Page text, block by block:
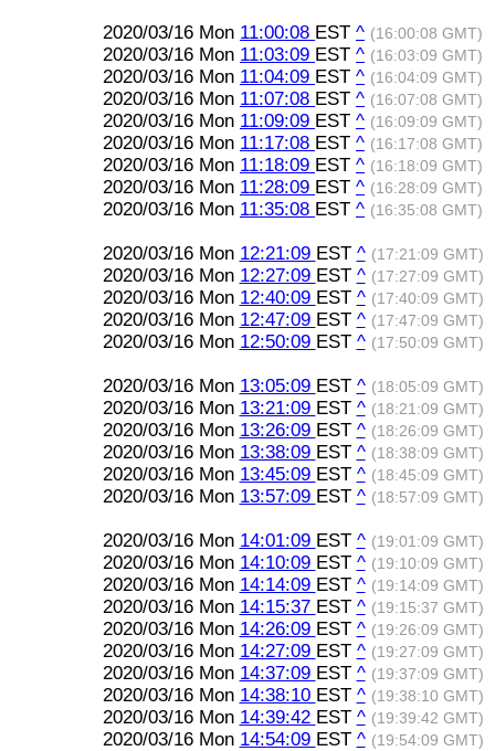
2020/03/16 Mon 11:00:08 EST ^ (16:00:08 GMT)
2020/03/16 Mon 11:03:09 EST ^ (16:03:09 GMT)
2020/03/16 Mon 11:04:09 EST ^ (16:04:09 GMT)
2020/03/16 Mon 11:07:08 EST ^ (16:07:08 GMT)
2020/03/16 Mon 11:09:09 EST ^ (16:09:09 GMT)
2020/03/16 Mon 11:17:08 EST ^ (16:17:08 GMT)
2020/03/16 Mon 11:18:09 EST ^ (16:18:09 GMT)
2020/03/16 Mon 11:28:09 EST ^ (16:28:09 GMT)
2020/03/16 Mon 11:35:08 EST ^ (16:35:08 GMT)
2020/03/16 Mon 12:21:09 EST ^ (17:21:09 GMT)
2020/03/16 Mon 12:27:09 EST ^ (17:27:09 GMT)
2020/03/16 Mon 12:40:09 EST ^ (17:40:09 GMT)
2020/03/16 Mon 12:47:09 EST ^ (17:47:09 GMT)
2020/03/16 Mon 12:50:09 EST ^ (17:50:09 GMT)
2020/03/16 Mon 13:05:09 EST ^ (18:05:09 GMT)
2020/03/16 Mon 13:21:09 EST ^ (18:21:09 GMT)
2020/03/16 Mon 13:26:09 EST ^ (18:26:09 GMT)
2020/03/16 Mon 13:38:09 EST ^ (18:38:09 GMT)
2020/03/16 Mon 13:45:09 EST ^ (18:45:09 GMT)
2020/03/16 Mon 13:57:09 EST ^ (18:57:09 GMT)
2020/03/16 Mon 14:01:09 EST ^ (19:01:09 GMT)
2020/03/16 Mon 14:10:09 EST ^ (19:10:09 GMT)
2020/03/16 Mon 14:14:09 EST ^ (19:14:09 GMT)
2020/03/16 Mon 14:15:37 EST ^ (19:15:37 GMT)
2020/03/16 Mon 14:26:09 EST ^ (19:26:09 GMT)
2020/03/16 Mon 14:27:09 EST ^ (19:27:09 GMT)
2020/03/16 Mon 14:37:09 EST ^ (19:37:09 GMT)
2020/03/16 Mon 14:38:10 EST ^ (19:38:10 GMT)
2020/03/16 Mon 14:39:42 EST ^ (19:39:42 GMT)
2020/03/16 Mon 14:54:09 EST ^ (19:54:09 GMT)